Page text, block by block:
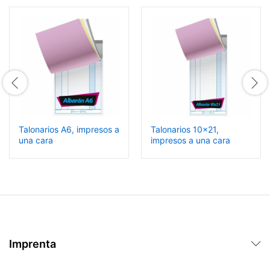
Talonarios A6, impresos a
una cara
Talonarios 10×21,
impresos a una cara
Imprenta